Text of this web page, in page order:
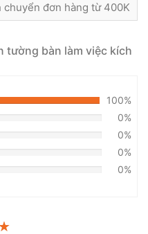
chuyển đơn hàng từ 400K
tường bàn làm việc kích
100%
0%
0%
0%
0%